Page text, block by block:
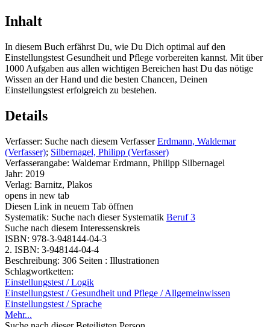
Inhalt
In diesem Buch erfährst Du, wie Du Dich optimal auf den
Einstellungstest Gesundheit und Pflege vorbereiten kannst. Mit über
1000 Aufgaben aus allen wichtigen Bereichen hast Du das nötige
Wissen an der Hand und die besten Chancen, Deinen
Einstellungstest erfolgreich zu bestehen.
Details
Verfasser: Suche nach diesem Verfasser Erdmann, Waldemar
(Verfasser); Silbernagel, Philipp (Verfasser)
Verfasserangabe: Waldemar Erdmann, Philipp Silbernagel
Jahr: 2019
Verlag: Barnitz, Plakos
opens in new tab
Diesen Link in neuem Tab öffnen
Systematik: Suche nach dieser Systematik Beruf 3
Suche nach diesem Interessenskreis
ISBN: 978-3-948144-04-3
2. ISBN: 3-948144-04-4
Beschreibung: 306 Seiten : Illustrationen
Schlagwortketten:
Einstellungstest / Logik
Einstellungstest / Gesundheit und Pflege / Allgemeinwissen
Einstellungstest / Sprache
Mehr...